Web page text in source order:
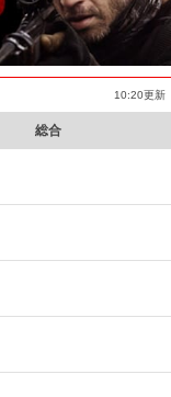
10:20更新
総合